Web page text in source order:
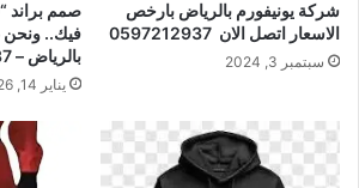
شركة يونيفورم بالرياض بارخص
الاسعار اتصل الان 0597212937
سبتمبر 3, 2024
صمم
فيك.. ونحن
بالرياض – 0597212937
يناير 14, 2026